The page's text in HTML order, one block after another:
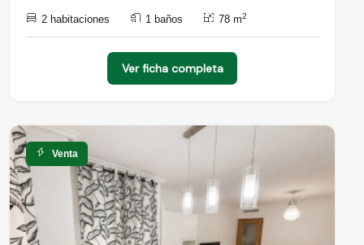
2 habitaciones 1 baños 78 m2
Ver ficha completa
Venta